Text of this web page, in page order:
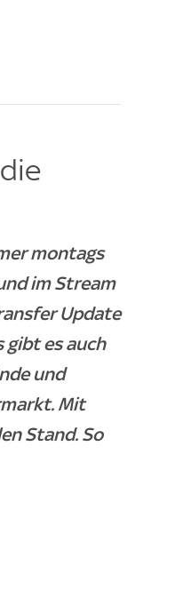
montags
im Stream
Update
gibt es auch
und
Mit
Stand. So